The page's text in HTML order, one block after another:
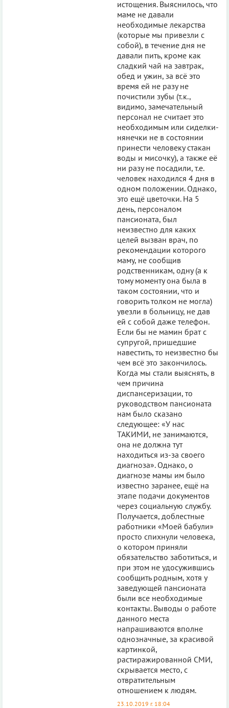
истощения. Выяснилось, что
маме не давали
необходимые лекарства
(которые мы привезли с
собой), в течение дня не
давали пить, кроме как
сладкий чай на завтрак,
обед и ужин, за всё это
время ей не разу не
почистили зубы (т.к.,
видимо, замечательный
персонал не считает это
необходимым или сиделки-
нянечки не в состоянии
принести человеку стакан
воды и мисочку), а также её
ни разу не посадили, т.е.
человек находился 4 дня в
одном положении. Однако,
это ещё цветочки. На 5
день, персоналом
пансионата, был
неизвестно для каких
целей вызван врач, по
рекомендации которого
маму, не сообщив
родственникам, одну (а к
тому моменту она была в
таком состоянии, что и
говорить толком не могла)
увезли в больницу, не дав
ей с собой даже телефон.
Если бы не мамин брат с
супругой, пришедшие
навестить, то неизвестно бы
чем всё это закончилось.
Когда мы стали выяснять, в
чем причина
диспансеризации, то
руководством пансионата
нам было сказано
следующее: «У нас
ТАКИМИ, не занимаются,
она не должна тут
находиться из-за своего
диагноза». Однако, о
диагнозе мамы им было
известно заранее, ещё на
этапе подачи документов
через социальную службу.
Получается, доблестные
работники «Моей бабули»
просто спихнули человека,
о котором приняли
обязательство заботиться, и
при этом не удосужившись
сообщить родным, хотя у
заведующей пансионата
были все необходимые
контакты. Выводы о работе
данного места
напрашиваются вполне
однозначные, за красивой
картинкой,
растиражированной СМИ,
скрывается место, с
отвратительным
отношением к людям.
23.10.2019 г. 18:04